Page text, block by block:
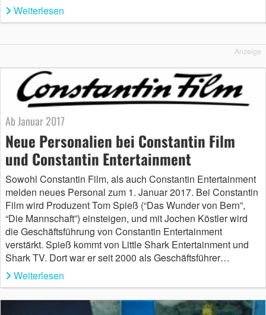
Weiterlesen
Anzeige
Ab Januar 2017
Neue Personalien bei Constantin Film
und Constantin Entertainment
Sowohl Constantin Film, als auch Constantin Entertainment
melden neues Personal zum 1. Januar 2017. Bei Constantin
Film wird Produzent Tom Spieß (“Das Wunder von Bern”,
“Die Mannschaft”) einsteigen, und mit Jochen Köstler wird
die Geschäftsführung von Constantin Entertainment
verstärkt. Spieß kommt von Little Shark Entertainment und
Shark TV. Dort war er seit 2000 als Geschäftsführer…
Weiterlesen